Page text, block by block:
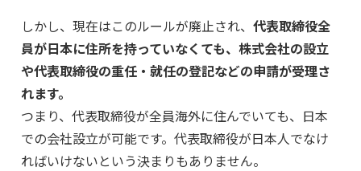
しかし、現在はこのルールが廃止され、 代表取締役全
員が日本に住所を持っていなくても、株式会社の設立
や代表取締役の重任・就任の登記などの申請が受理さ
れます。
つまり、代表取締役が全員海外に住んでいても、日本
での会社設立が可能です。代表取締役が日本人でなけ
ればいけないという決まりもありません。